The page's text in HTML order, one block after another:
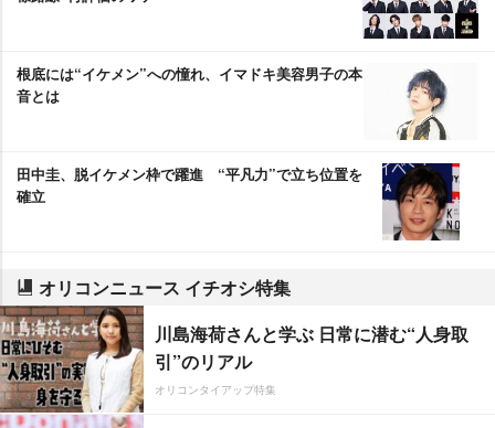
根底には“イケメン”への憧れ、イマドキ美容男子の本
音とは
田中圭、脱イケメン枠で躍進 “平凡力”で立ち位置を
確立
オリコンニュース イチオシ特集
川島海荷さんと学ぶ 日常に潜む“人身取
引”のリアル
オリコンタイアップ特集